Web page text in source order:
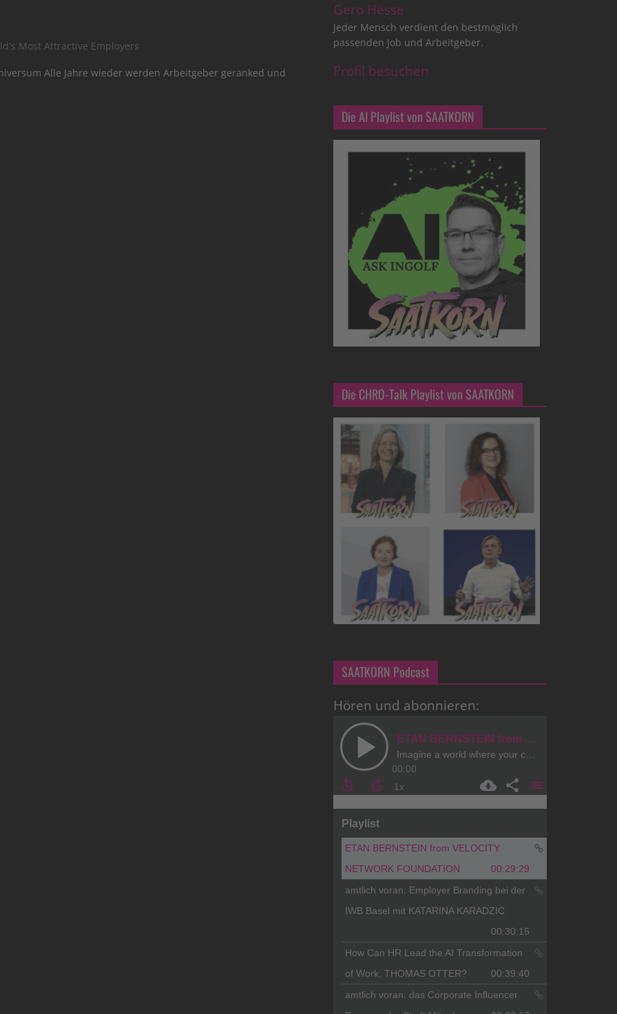
Most Attractive Employers
Alle Jahre wieder werden Arbeitgeber geranked und
Gero Hesse
Jeder Mensch verdient den bestmöglich
passenden Job und Arbeitgeber.
Profil besuchen
Die AI Playlist von SAATKORN
Die CHRO-Talk Playlist von SAATKORN
SAATKORN Podcast
Hören und abonnieren: